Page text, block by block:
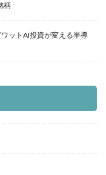
柄
ットAI投資が変える半導